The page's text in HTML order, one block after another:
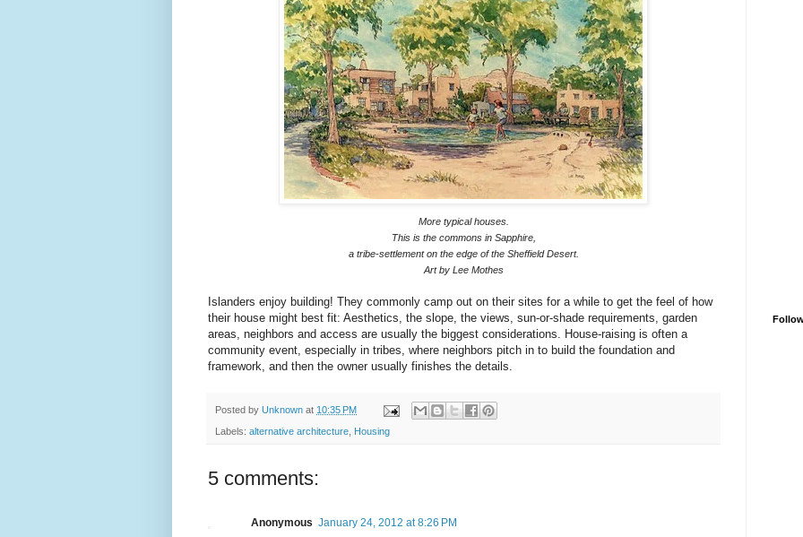
More typical houses.
This is the commons in Sapphire,
a tribe-settlement on the edge of the Sheffield Desert.
Art by Lee Mothes
Islanders enjoy building! They commonly camp out on their sites for a while to get the feel of how
their house might best fit: Aesthetics, the slope, the views, sun-or-shade requirements, garden
areas, neighbors and access are usually the biggest considerations. House-raising is often a
community event, especially in tribes, where neighbors pitch in to build the foundation and
framework, and then the owner usually finishes the details.
Posted by Unknown at 10:35 PM
Labels: alternative architecture, Housing
5 comments:
Anonymous January 24, 2012 at 8:26 PM